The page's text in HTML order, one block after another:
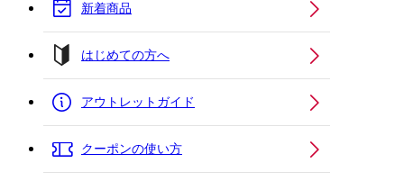
新着商品
はじめての方へ
アウトレットガイド
クーポンの使い方